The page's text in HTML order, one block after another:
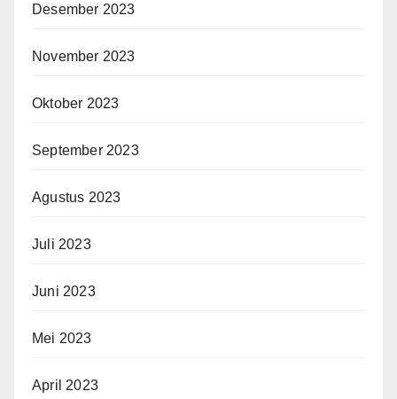
Desember 2023
November 2023
Oktober 2023
September 2023
Agustus 2023
Juli 2023
Juni 2023
Mei 2023
April 2023